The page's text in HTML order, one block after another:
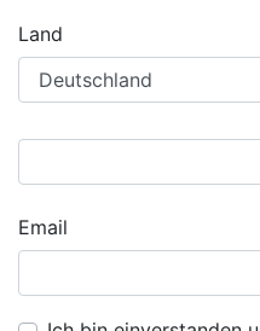
Land
Email